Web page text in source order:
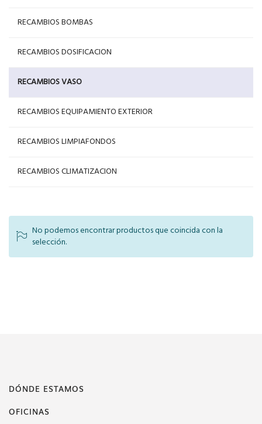
No podemos encontrar productos que coincida con la
selección.
RECAMBIOS BOMBAS
RECAMBIOS DOSIFICACION
RECAMBIOS VASO
RECAMBIOS EQUIPAMIENTO EXTERIOR
RECAMBIOS LIMPIAFONDOS
RECAMBIOS CLIMATIZACION
DÓNDE ESTAMOS
OFICINAS